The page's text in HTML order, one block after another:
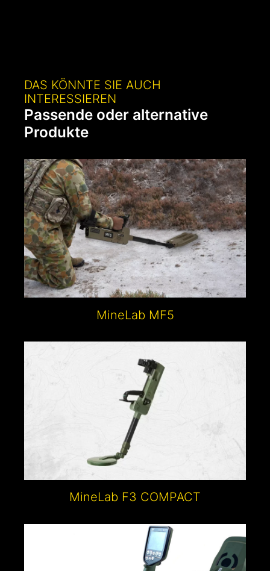
Passende oder alternative
Produkte
DAS KÖNNTE SIE AUCH
INTERESSIEREN
MineLab MF5
MineLab F3 COMPACT